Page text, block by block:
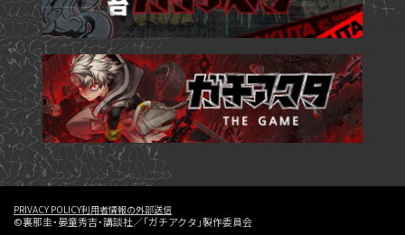
PRIVACY POLICY利用者情報の外部送信
©裏那圭・晏童秀吉・講談社／「ガチアクタ」製作委員会